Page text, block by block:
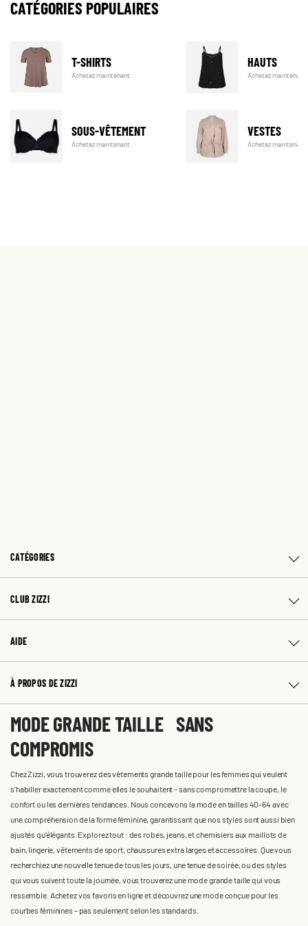
CATÉGORIES POPULAIRES
T-SHIRTS
Achetez maintenant
HAUTS
Achetez maintenant
SOUS-VÊTEMENT
Achetez maintenant
VESTES
Achetez maintenant
CATÉGORIES
CLUB ZIZZI
AIDE
À PROPOS DE ZIZZI
MODE GRANDE TAILLE SANS
COMPROMIS
Chez Zizzi, vous trouverez des vêtements grande taille pour les femmes qui veulent
s'habiller exactement comme elles le souhaitent – sans compromettre la coupe, le
confort ou les dernières tendances. Nous concevons la mode en tailles 40-64 avec
une compréhension de la forme féminine, garantissant que nos styles sont aussi bien
ajustés qu'élégants. Explorez tout : des robes, jeans, et chemisiers aux maillots de
bain, lingerie, vêtements de sport, chaussures extra larges et accessoires. Que vous
recherchiez une nouvelle tenue de tous les jours, une tenue de soirée, ou des styles
qui vous suivent toute la journée, vous trouverez une mode grande taille qui vous
ressemble. Achetez vos favoris en ligne et découvrez une mode conçue pour les
courbes féminines – pas seulement selon les standards.